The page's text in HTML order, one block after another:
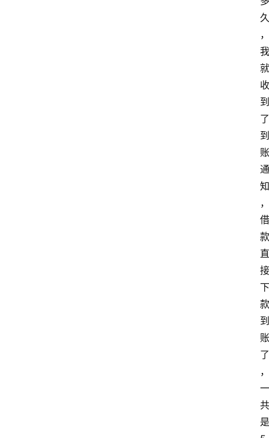
久
，
我
就
收
到
了
到
账
通
知
，
借
款
直
接
下
款
到
账
了
，
一
共
是